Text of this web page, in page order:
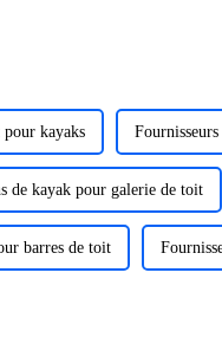
kayaks
de kayak pour galerie de toit
barres de toit